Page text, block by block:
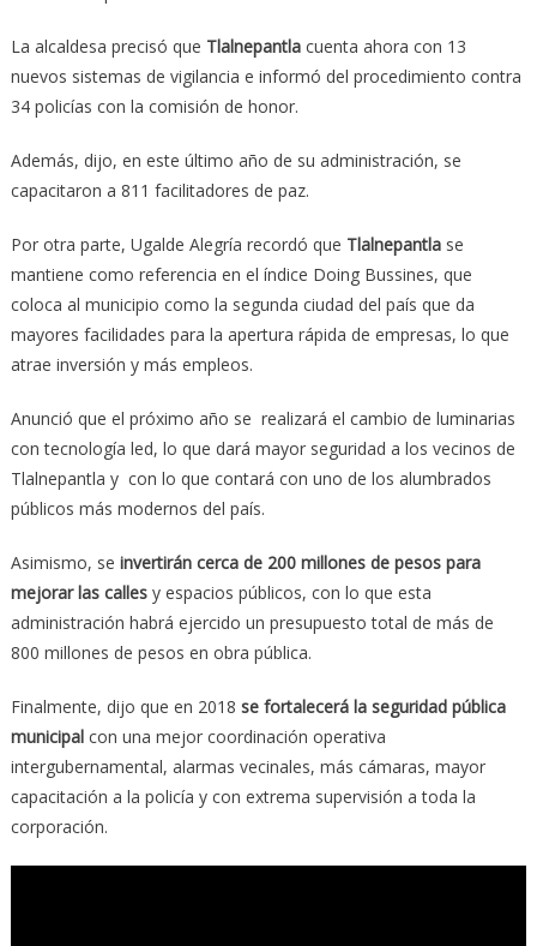
La alcaldesa precisó que Tlalnepantlacuenta ahora con 13
nuevos sistemas de vigilancia e informó del procedimiento contra
34 policías con la comisión de honor.
Además, dijo, en este último año de su administración, se
capacitaron a 811 facilitadores de paz.
Por otra parte, Ugalde Alegría recordó que Tlalnepantlase
mantiene como referencia en el índice Doing Bussines, que
coloca al municipio como la segunda ciudad del país que da
mayores facilidades para la apertura rápida de empresas, lo que
atrae inversión y más empleos.
Anunció que el próximo año se realizará el cambio de luminarias
con tecnología led, lo que dará mayor seguridad a los vecinos de
Tlalnepantla y con lo que contará con uno de los alumbrados
públicos más modernos del país.
Asimismo, se invertirán cerca de 200 millones de pesos para
mejorar las callesy espacios públicos, con lo que esta
administración habrá ejercido un presupuesto total de más de
800 millones de pesos en obra pública.
Finalmente, dijo que en 2018 se fortalecerá la seguridad pública
municipalcon una mejor coordinación operativa
intergubernamental, alarmas vecinales, más cámaras, mayor
capacitación a la policía y con extrema supervisión a toda la
corporación.